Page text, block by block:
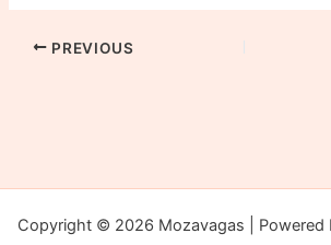
PREVIOUS
Copyright © 2026 Mozavagas | Powered